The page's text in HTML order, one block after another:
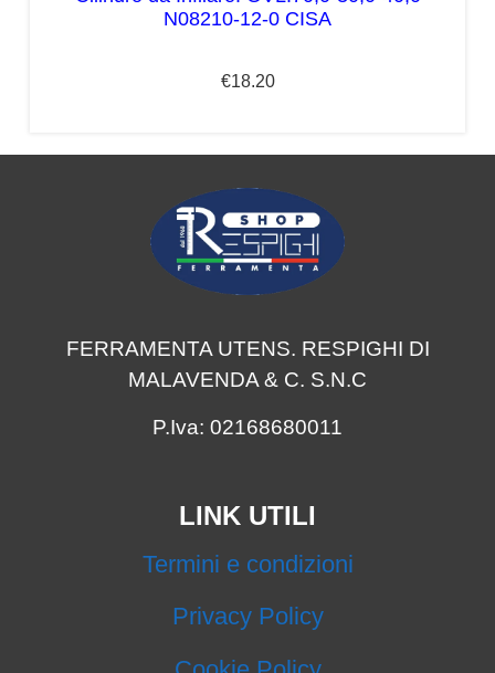
N08210-12-0 CISA
€18.20
FERRAMENTA UTENS. RESPIGHI DI
MALAVENDA & C. S.N.C
P.Iva: 02168680011
LINK UTILI
Termini e condizioni
Privacy Policy